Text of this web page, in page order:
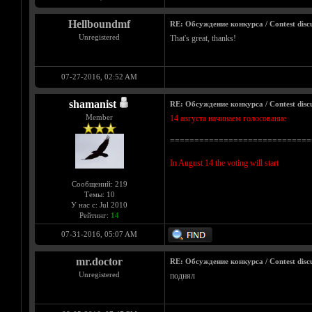
Hellboundmf
Unregistered
RE: Обсуждение конкурса / Contest
That's great, thanks!
07-27-2016, 02:52 AM
shamanist
Member
Сообщений: 219
Темы: 10
У нас с: Jul 2010
Рейтинг: 14
RE: Обсуждение конкурса / Contest
14 августа начинаем голосование
In August 14 the voting will start
07-31-2016, 05:07 AM
mr.doctor
Unregistered
RE: Обсуждение конкурса / Contest
поднял